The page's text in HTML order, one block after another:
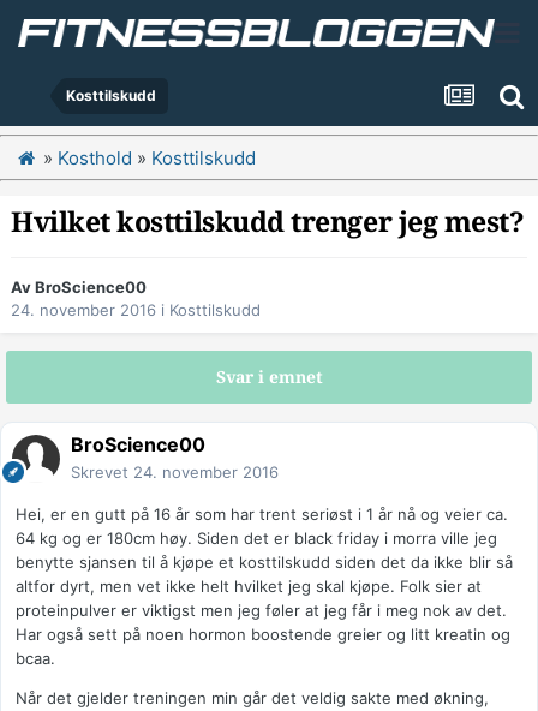
Kosttilskudd
» Kosthold » Kosttilskudd
Hvilket kosttilskudd trenger jeg mest?
AvBroScience00
24. november 2016 i Kosttilskudd
Svar i emnet
BroScience00
Skrevet 24. november 2016
Hei, er en gutt på 16 år som har trent seriøst i 1 år nå og veier ca.
64 kg og er 180cm høy. Siden det er black friday i morra ville jeg
benytte sjansen til å kjøpe et kosttilskudd siden det da ikke blir så
altfor dyrt, men vet ikke helt hvilket jeg skal kjøpe. Folk sier at
proteinpulver er viktigst men jeg føler at jeg får i meg nok av det.
Har også sett på noen hormon boostende greier og litt kreatin og
bcaa.
Når det gjelder treningen min går det veldig sakte med økning,